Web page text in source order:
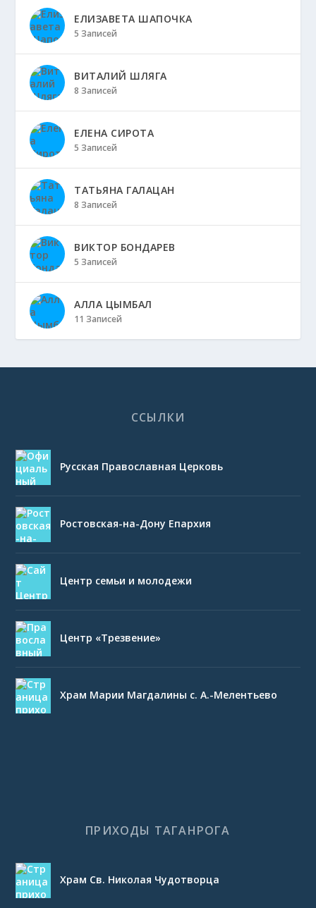
ЕЛИЗАВЕТА ШАПОЧКА
5 Записей
ВИТАЛИЙ ШЛЯГА
8 Записей
ЕЛЕНА СИРОТА
5 Записей
ТАТЬЯНА ГАЛАЦАН
8 Записей
ВИКТОР БОНДАРЕВ
5 Записей
АЛЛА ЦЫМБАЛ
11 Записей
ССЫЛКИ
Русская Православная Церковь
Ростовская-на-Дону Епархия
Центр семьи и молодежи
Центр «Трезвение»
Храм Марии Магдалины с. А.-Мелентьево
ПРИХОДЫ ТАГАНРОГА
Храм Св. Николая Чудотворца